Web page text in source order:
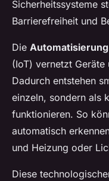
Sicherheitssysteme
Barrierefreiheit und
Die Automatisierung
(IoT) vernetzt Geräte
Dadurch entstehen
einzeln, sondern als
funktionieren. So
automatisch
und Heizung oder
Diese